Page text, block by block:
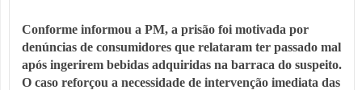
Conforme informou a PM, a prisão foi motivada por
denúncias de consumidores que relataram ter passado mal
após ingerirem bebidas adquiridas na barraca do suspeito.
O caso reforçou a necessidade de intervenção imediata das